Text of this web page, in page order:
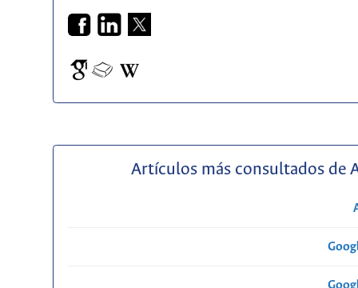
Artículos más consultados de